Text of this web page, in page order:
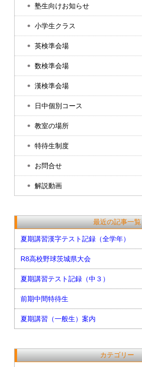
塾生向けお知らせ
小学生クラス
英検準会場
数検準会場
漢検準会場
日中個別コース
教室の場所
特待生制度
お問合せ
解説動画
最近の記事一覧
夏期講習漢字テスト記録（全学年）
R8高校野球茨城県大会
夏期講習テスト記録（中３）
前期中間特待生
夏期講習（一般生）案内
カテゴリー